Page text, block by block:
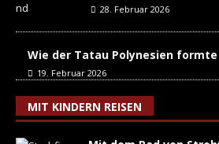
28. Februar 2026
Wie der Tatau Polynesien
19. Februar 2026
MIT KINDERN REISEN